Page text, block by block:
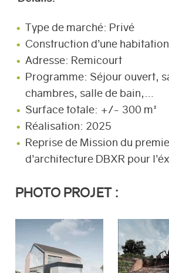
Type de marché: Privé
Construction d’une
Adresse: Remicourt
Programme: Séjour ouvert,
chambres, salle de bain,…
Surface totale: +/- 300 m²
Réalisation: 2025
Reprise de Mission du
d’architecture DBXR pour
PHOTO PROJET :